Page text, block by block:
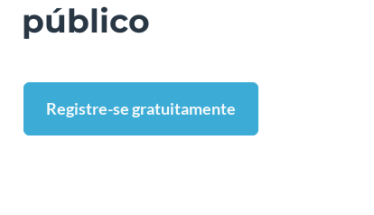
público
Registre-se gratuitamente